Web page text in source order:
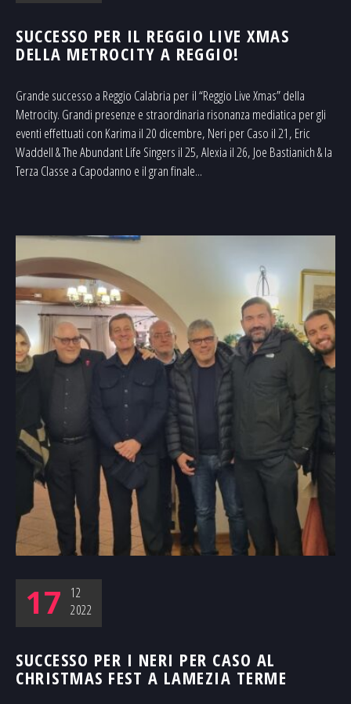
SUCCESSO PER IL REGGIO LIVE XMAS
DELLA METROCITY A REGGIO!
Grande successo a Reggio Calabria per il “Reggio Live Xmas” della
Metrocity. Grandi presenze e straordinaria risonanza mediatica per gli
eventi effettuati con Karima il 20 dicembre, Neri per Caso il 21, Eric
Waddell & The Abundant Life Singers il 25, Alexia il 26, Joe Bastianich & la
Terza Classe a Capodanno e il gran finale...
17
12
2022
SUCCESSO PER I NERI PER CASO AL
CHRISTMAS FEST A LAMEZIA TERME